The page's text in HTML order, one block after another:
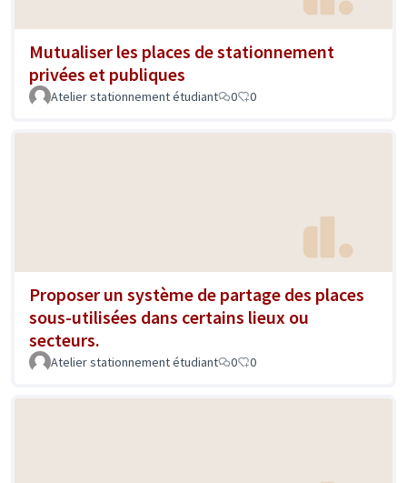
Mutualiser les places de stationnement
privées et publiques
Atelier stationnement étudiant 0 0
Proposer un système de partage des places
sous-utilisées dans certains lieux ou
secteurs.
Atelier stationnement étudiant 0 0